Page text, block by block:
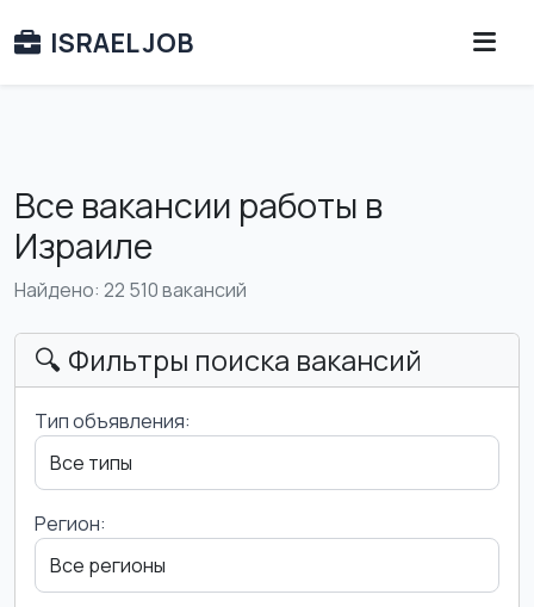
ISRAEL JOB
Все вакансии работы в
Израиле
Найдено: 22 510 вакансий
🔍 Фильтры поиска вакансий
Тип объявления:
Регион: